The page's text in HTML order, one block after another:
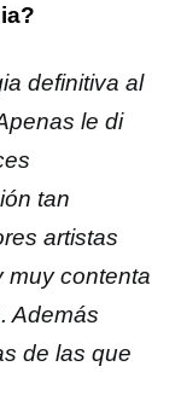
definitiva al
le di
tan
artistas
muy contenta
Además
de las que